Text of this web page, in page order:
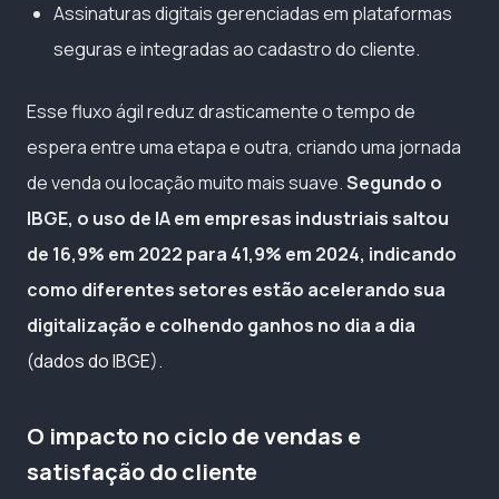
Assinaturas digitais gerenciadas em plataformas
seguras e integradas ao cadastro do cliente.
Esse fluxo ágil reduz drasticamente o tempo de
espera entre uma etapa e outra, criando uma jornada
de venda ou locação muito mais suave.Segundo o
IBGE, o uso de IA em empresas industriais saltou
de 16,9% em 2022 para 41,9% em 2024, indicando
como diferentes setores estão acelerando sua
digitalização e colhendo ganhos no dia a dia
(dados do IBGE).
O impacto no ciclo de vendas e
satisfação do cliente